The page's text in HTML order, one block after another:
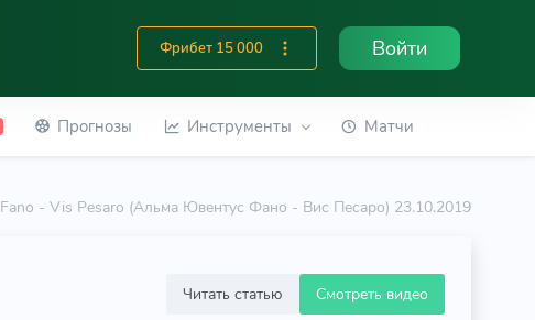
Фрибет 15 000 Войти
Прогнозы Инструменты Матчи
Fano - Vis Pesaro (Альма Ювентус Фано - Вис Песаро) 23.10.2019
Читать статью Смотреть видео